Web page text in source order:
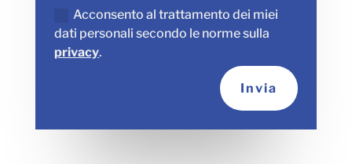
Acconsento al trattamento dei miei
dati personali secondo le norme sulla
privacy.
Invia